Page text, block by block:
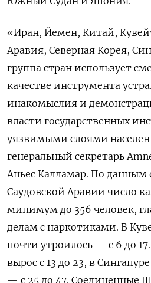
«Иран, Йемен, Китай,
Аравия, Северная Корея,
группа стран использует
качестве инструмента
инакомыслия и
власти государственных
уязвимыми слоями
генеральный секретарь
Аньес Калламар. По данным
Саудовской Аравии число
минимум до 356 человек,
делам с наркотиками. В
почти утроилось — с 6 до
вырос с 13 до 23, в
— с 25 до 47. Соединенные